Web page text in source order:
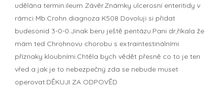
udělána termin.ileum Závěr.Známky ulcerosní enteritidy v
rámci Mb.Crohn diagnoza K508 Dovoluji si přidat
budesonid 3-0-0.Jinak beru ještě pentázu.Pani dr,říkala že
mám ted Chrohnovu chorobu s extraintestinálními
příznaky kloubními.Chtěla bych vědět přesně co to je ten
vřed a jak je to nebezpečný zda se nebude muset
operovat.DĚKUJI ZA ODPOVĚD